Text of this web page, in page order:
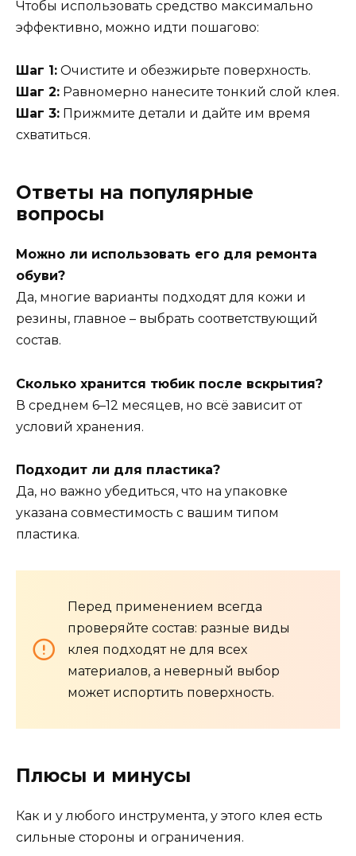
Чтобы использовать средство максимально
эффективно, можно идти пошагово:
Шаг 1: Очистите и обезжирьте поверхность.
Шаг 2: Равномерно нанесите тонкий слой клея.
Шаг 3: Прижмите детали и дайте им время
схватиться.
Ответы на популярные
вопросы
Можно ли использовать его для ремонта
обуви?
Да, многие варианты подходят для кожи и
резины, главное – выбрать соответствующий
состав.
Сколько хранится тюбик после вскрытия?
В среднем 6–12 месяцев, но всё зависит от
условий хранения.
Подходит ли для пластика?
Да, но важно убедиться, что на упаковке
указана совместимость с вашим типом
пластика.
Перед применением всегда
проверяйте состав: разные виды
клея подходят не для всех
материалов, а неверный выбор
может испортить поверхность.
Плюсы и минусы
Как и у любого инструмента, у этого клея есть
сильные стороны и ограничения.